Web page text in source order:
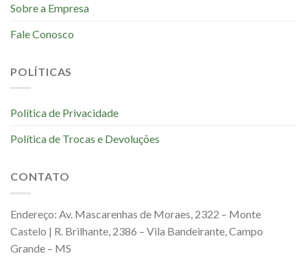
Sobre a Empresa
Fale Conosco
POLÍTICAS
Política de Privacidade
Política de Trocas e Devoluções
CONTATO
Endereço: Av. Mascarenhas de Moraes, 2322 – Monte
Castelo | R. Brilhante, 2386 – Vila Bandeirante, Campo
Grande – MS